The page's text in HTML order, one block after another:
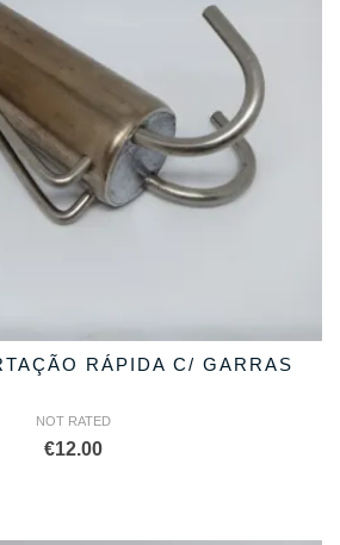
RÁPIDA C/ GARRAS
NOT RATED
€12.00